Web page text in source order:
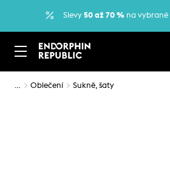
Slevy 50 až 70 % na vybrané
… Oblečení Sukně, šaty